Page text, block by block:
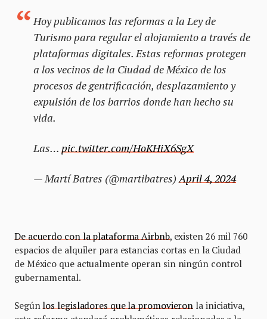
Hoy publicamos las reformas a la Ley de
Turismo para regular el alojamiento a través de
plataformas digitales. Estas reformas protegen
a los vecinos de la Ciudad de México de los
procesos de gentrificación, desplazamiento y
expulsión de los barrios donde han hecho su
vida.
Las… pic.twitter.com/HoKHiX6SgX
— Martí Batres (@martibatres) April 4, 2024
De acuerdo con la plataforma Airbnb, existen 26 mil 760
espacios de alquiler para estancias cortas en la Ciudad
de México que actualmente operan sin ningún control
gubernamental.
Según los legisladores que la promovieron la iniciativa,